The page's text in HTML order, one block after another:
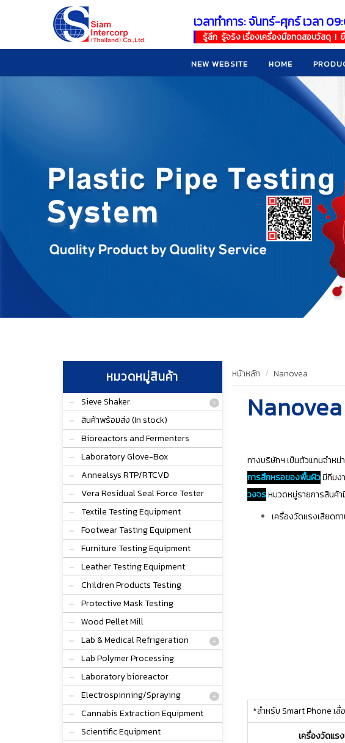
เวลาทำการ: จันทร์-ศุกร์ เวลา
รู้ลึก รู้จริง เรื่องเครื่องมือทดสอบวัสดุ ! ยื
NEW WEBSITE HOME
หมวดหมู่สินค้า
Sieve Shaker
สินค้าพร้อมส่ง (In stock)
Bioreactors and Fermenters
Laboratory Glove-Box
Annealsys RTP/RTCVD
Vera Residual Seal Force Tester
Textile Testing Equipment
Footwear Tasting Equipment
Furniture Testing Equipment
Leather Testing Equipment
Children Products Testing
Protective Mask Testing
Wood Pellet Mill
Lab & Medical Refrigeration
Lab Polymer Processing
Laboratory bioreactor
Electrospinning/Spraying
Cannabis Extraction Equipment
Scientific Equipment
หน้าหลัก Nanovea
Nanovea
ทางบริษัทฯ เป็นตัวแทนจำหน่
การสึกหรอของพื้นผิวมีทีมง
วงจรหมวดหมู่รายการสินค้
เครื่องวัดแรงเสียด
*สำหรับ Smart Phone เลื่
เครื่องวัดแร